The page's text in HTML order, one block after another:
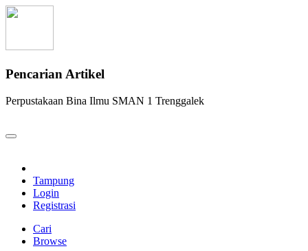
Pencarian Artikel
Perpustakaan Bina Ilmu SMAN 1 Trenggalek
Tampung
Login
Registrasi
Cari
Browse